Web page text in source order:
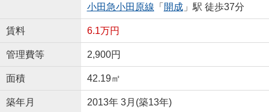
小田急小田原線 「 開成」駅 徒歩37分
賃料 6.1万円
管理費等 2,900円
面積 42.19㎡
築年月 2013年 3月(築13年)